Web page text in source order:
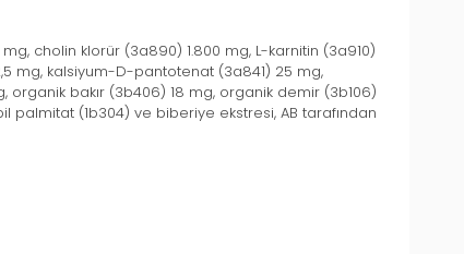
cholin klorür (3a890) 1.800 mg, L-karnitin (3a910)
mg, kalsiyum-D-pantotenat (3a841) 25 mg,
bakır (3b406) 18 mg, organik demir (3b106)
palmitat (1b304) ve biberiye ekstresi, AB tarafından